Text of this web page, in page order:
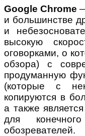
Google Chrome
и большинстве
и
высокую
оговорками, о
обзора) с
продуманную
(которые с
копируются в
а также
для
обозревателей.